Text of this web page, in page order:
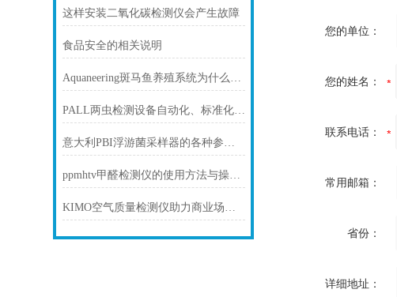
这样安装二氧化碳检测仪会产生故障
食品安全的相关说明
Aquaneering斑马鱼养殖系统为什么这么火
PALL两虫检测设备自动化、标准化程度高
意大利PBI浮游菌采样器的各种参数设定要求
ppmhtv甲醛检测仪的使用方法与操作指南
KIMO空气质量检测仪助力商业场所打造优质空气环境
您的单位：
您的姓名：
联系电话：
常用邮箱：
省份：
详细地址：